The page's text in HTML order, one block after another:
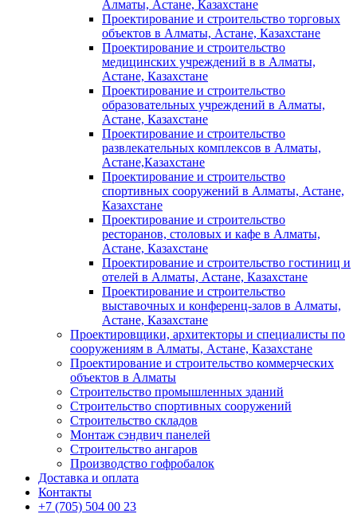
Алматы, Астане, Казахстане
Проектирование и строительство торговых
объектов в Алматы, Астане, Казахстане
Проектирование и строительство
медицинских учреждений в в Алматы,
Астане, Казахстане
Проектирование и строительство
образовательных учреждений в Алматы,
Астане, Казахстане
Проектирование и строительство
развлекательных комплексов в Алматы,
Астане,Казахстане
Проектирование и строительство
спортивных сооружений в Алматы, Астане,
Казахстане
Проектирование и строительство
ресторанов, столовых и кафе в Алматы,
Астане, Казахстане
Проектирование и строительство гостиниц и
отелей в Алматы, Астане, Казахстане
Проектирование и строительство
выставочных и конференц-залов в Алматы,
Астане, Казахстане
Проектировщики, архитекторы и специалисты по
сооружениям в Алматы, Астане, Казахстане
Проектирование и строительство коммерческих
объектов в Алматы
Строительство промышленных зданий
Строительство спортивных сооружений
Строительство складов
Монтаж сэндвич панелей
Строительство ангаров
Производство гофробалок
Доставка и оплата
Контакты
+7 (705) 504 00 23